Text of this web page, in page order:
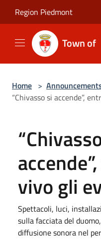
Region Piedmont
Town of
Home >
“Chivasso si accende”,
vivo gli
Spettacoli, luci,
sulla facciata del
diffusione sonora nel